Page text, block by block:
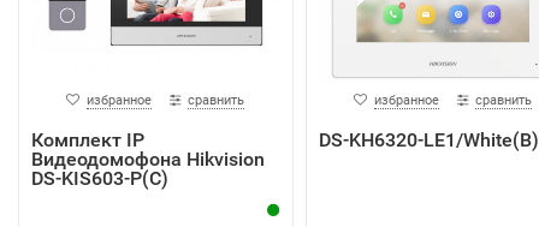
избранное сравнить
Комплект IP
Видеодомофона Hikvision
DS-KIS603-P(C)
избранное сравнить
DS-KH6320-LE1/White(B)